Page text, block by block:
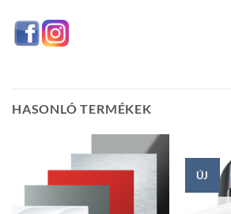
HASONLÓ TERMÉKEK
ÚJ